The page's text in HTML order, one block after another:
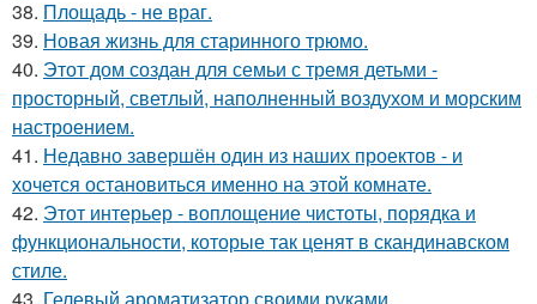
38. Площадь - не враг.
39. Новая жизнь для старинного трюмо.
40. Этот дом создан для семьи с тремя детьми -
просторный, светлый, наполненный воздухом и морским
настроением.
41. Недавно завершён один из наших проектов - и
хочется остановиться именно на этой комнате.
42. Этот интерьер - воплощение чистоты, порядка и
функциональности, которые так ценят в скандинавском
стиле.